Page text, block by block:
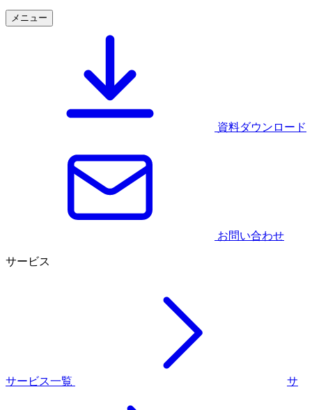
メニュー
資料ダウンロード
お問い合わせ
サービス
サービス一覧 サ